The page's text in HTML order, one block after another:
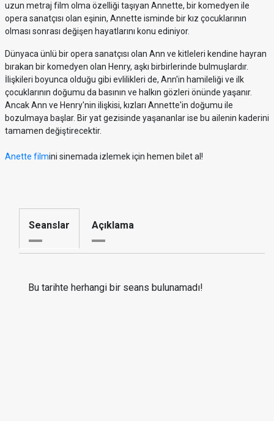
uzun metraj film olma özelliği taşıyan Annette, bir komedyen ile
opera sanatçısı olan eşinin, Annette isminde bir kız çocuklarının
olması sonrası değişen hayatlarını konu ediniyor.
Dünyaca ünlü bir opera sanatçısı olan Ann ve kitleleri kendine hayran
bırakan bir komedyen olan Henry, aşkı birbirlerinde bulmuşlardır.
İlişkileri boyunca olduğu gibi evlilikleri de, Ann'in hamileliği ve ilk
çocuklarının doğumu da basının ve halkın gözleri önünde yaşanır.
Ancak Ann ve Henry'nin ilişkisi, kızları Annette'in doğumu ile
bozulmaya başlar. Bir yat gezisinde yaşananlar ise bu ailenin kaderini
tamamen değiştirecektir.
Anette filmini sinemada izlemek için hemen bilet al!
Seanslar Açıklama
Bu tarihte herhangi bir seans bulunamadı!